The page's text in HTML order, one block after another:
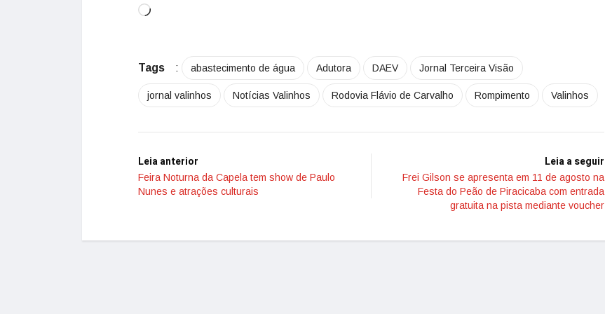
Tags : abastecimento de água Adutora DAEV Jornal Terceira Visão
jornal valinhos Notícias Valinhos Rodovia Flávio de Carvalho Rompimento Valinhos
Leia anterior
Feira Noturna da Capela tem show de Paulo
Nunes e atrações culturais
Leia a seguir
Frei Gilson se apresenta em 11 de agosto na
Festa do Peão de Piracicaba com entrada
gratuita na pista mediante voucher